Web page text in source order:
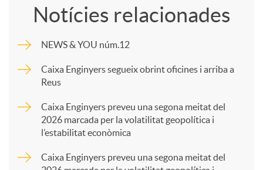
p
a
Notícies relacionades
NEWS & YOU núm.12
Caixa Enginyers segueix obrint oficines i arriba a
Reus
Caixa Enginyers preveu una segona meitat del
2026 marcada per la volatilitat geopolítica i
l’estabilitat econòmica
Caixa Enginyers preveu una segona meitat del